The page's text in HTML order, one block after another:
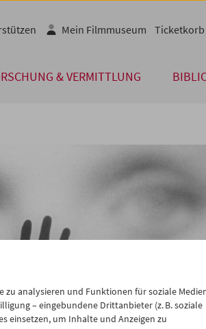
& VERMITTLUNG
Mein Filmmuseum Ticketkorb
zu analysieren und Funktionen für soziale
– eingebundene Drittanbieter (z. B. soziale
einsetzen, um Inhalte und Anzeigen zu